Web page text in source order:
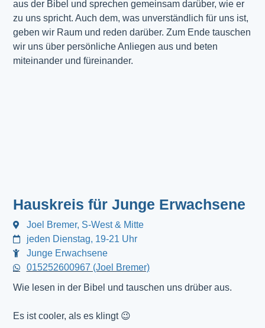
aus der Bibel und sprechen gemeinsam darüber, wie er
zu uns spricht. Auch dem, was unverständlich für uns ist,
geben wir Raum und reden darüber. Zum Ende tauschen
wir uns über persönliche Anliegen aus und beten
miteinander und füreinander.
Hauskreis für Junge Erwachsene
Joel Bremer, S-West & Mitte
jeden Dienstag, 19-21 Uhr
Junge Erwachsene
015252600967 (Joel Bremer)
Wie lesen in der Bibel und tauschen uns drüber aus.
Es ist cooler, als es klingt 😉